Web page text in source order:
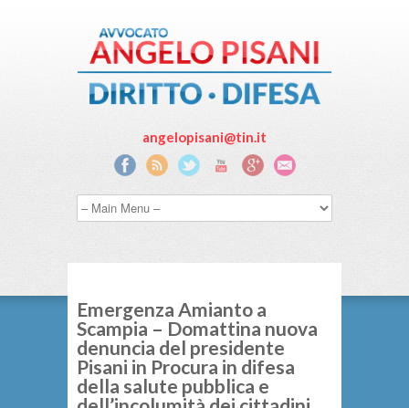
angelopisani@tin.it
Emergenza Amianto a
Scampia – Domattina nuova
denuncia del presidente
Pisani in Procura in difesa
della salute pubblica e